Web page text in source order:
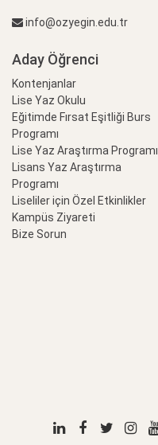
info@ozyegin.edu.tr
Aday Öğrenci
Kontenjanlar
Lise Yaz Okulu
Eğitimde Fırsat Eşitliği Burs
Programı
Lise Yaz Araştırma Programı
Lisans Yaz Araştırma
Programı
Liseliler için Özel Etkinlikler
Kampüs Ziyareti
Bize Sorun